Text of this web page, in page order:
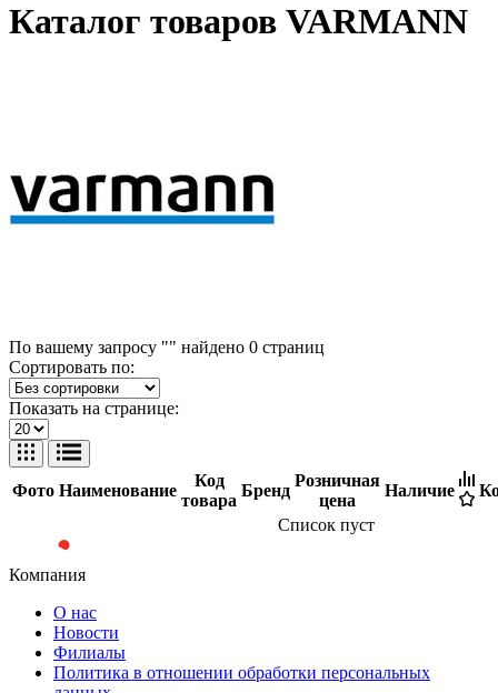
Каталог товаров VARMANN
По вашему запросу "" найдено 0 страниц
Сортировать по:
Показать на странице:
Фото Наименование
Код
товара
Бренд
Розничная
цена
Наличие
Список пуст
Компания
О нас
Новости
Филиалы
Политика в отношении обработки персональных